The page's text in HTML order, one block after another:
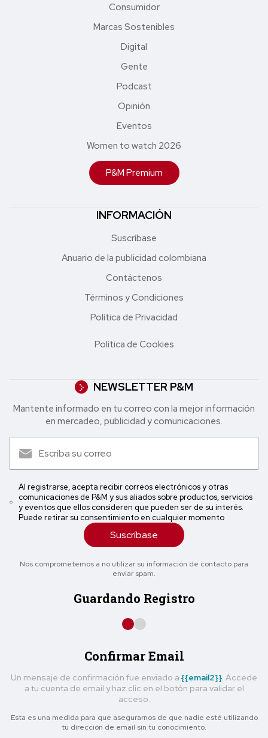
Consumidor
Marcas Sostenibles
Digital
Gente
Podcast
Opinión
Eventos
Women to watch 2026
P&M Premium
INFORMACIÓN
Suscríbase
Anuario de la publicidad colombiana
Contáctenos
Términos y Condiciones
Política de Privacidad
Política de Cookies
NEWSLETTER P&M
Mantente informado en tu correo con la mejor in formación
en mercadeo, publicidad y comunicaciones.
Al registrarse, acepta recibir correos electrónicos y otras
comunicaciones de P&M y sus aliados sobre productos, servicios
y eventos que ellos consideren que pueden ser de su interés.
Puede retirar su consentimiento en cualquier momento
Suscríbase
Nos comprometemos a no utilizar su información de contacto para
enviar spam.
Guardando Registro
Confirmar Email
Un mensaje de confirmación fue enviado a {{email2}} . Accede
a tu cuenta de email y haz clic en el botón para validar el
acceso.
Esta es una medida para que asegurarnos de que nadie esté utilizando
tu dirección de email sin tu conocimiento.